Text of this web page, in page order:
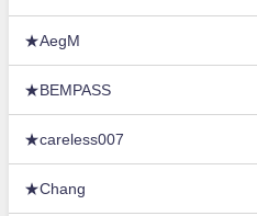
★AegM
★BEMPASS
★careless007
★Chang